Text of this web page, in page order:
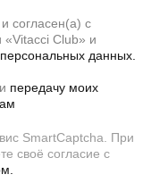
согласен(а) с
Club» и
данных.
и передачу моих
SmartCaptcha. При
своё согласие с